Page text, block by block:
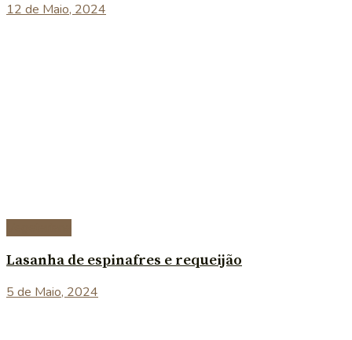
12 de Maio, 2024
Lasanha de espinafres e requeijão
5 de Maio, 2024